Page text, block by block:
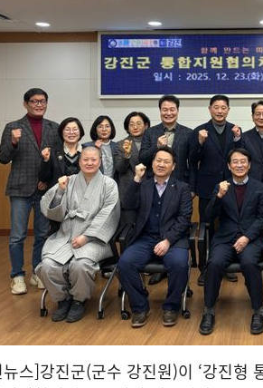
스]강진군(군수 강진원)이 ‘강진형